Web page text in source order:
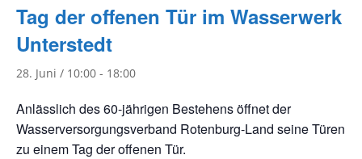
Tag der offenen Tür im Wasserwerk
Unterstedt
28. Juni / 10:00 - 18:00
Anlässlich des 60-jährigen Bestehens öffnet der
Wasserversorgungsverband Rotenburg-Land seine Türen
zu einem Tag der offenen Tür.